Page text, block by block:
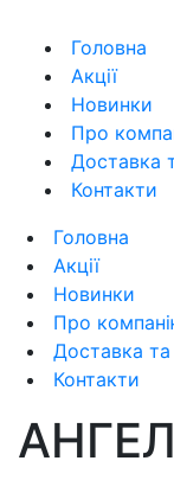
Головна
Акції
Новинки
Про
Доставка
Контакти
Головна
Акції
Новинки
Про
Доставка та
Контакти